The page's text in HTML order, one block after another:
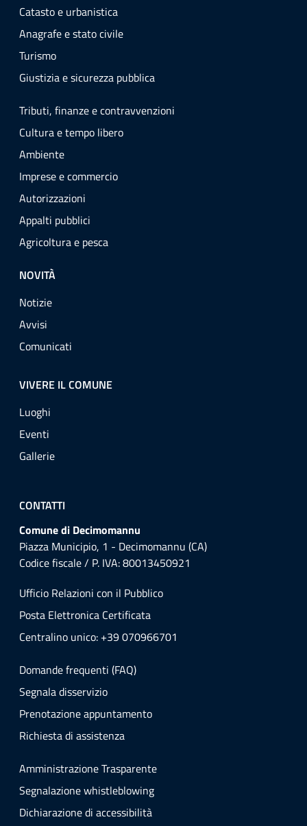
Catasto e urbanistica
Anagrafe e stato civile
Turismo
Giustizia e sicurezza pubblica
Tributi, finanze e contravvenzioni
Cultura e tempo libero
Ambiente
Imprese e commercio
Autorizzazioni
Appalti pubblici
Agricoltura e pesca
NOVITÀ
Notizie
Avvisi
Comunicati
VIVERE IL COMUNE
Luoghi
Eventi
Gallerie
CONTATTI
Comune di Decimomannu
Piazza Municipio, 1 - Decimomannu (CA)
Codice fiscale / P. IVA: 80013450921
Ufficio Relazioni con il Pubblico
Posta Elettronica Certificata
Centralino unico: +39 070966701
Domande frequenti (FAQ)
Segnala disservizio
Prenotazione appuntamento
Richiesta di assistenza
Amministrazione Trasparente
Segnalazione whistleblowing
Dichiarazione di accessibilità